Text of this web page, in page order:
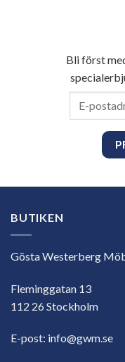
Bli först
BUTIKEN
Gösta Westerberg
Fleminggatan 13
112 26 Stockholm
E-post: info@gwm.se